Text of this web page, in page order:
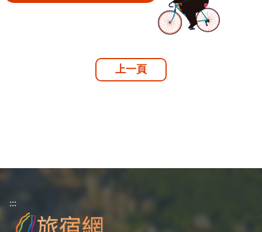
上一頁
:::